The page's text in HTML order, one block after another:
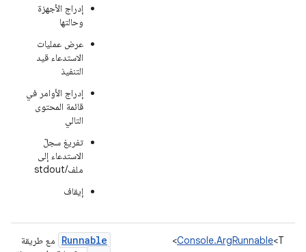
إدراج الأجهزة
وحالتها
عرض عمليات
الاستدعاء قيد
التنفيذ
إدراج الأوامر في
قائمة المحتوى
التالي
تفريغ سجلّ
الاستدعاء إلى
ملف/stdout
إيقاف
Console.ArgRunnable<T>
Runnable مع طريقة